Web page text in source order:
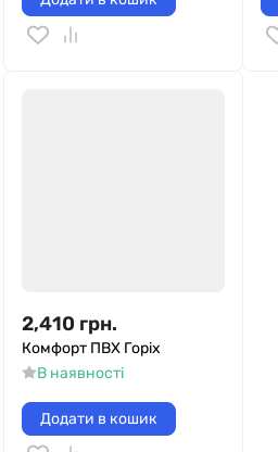
2,410 грн.
Комфорт ПВХ Горіх
В наявності
Додати в кошик